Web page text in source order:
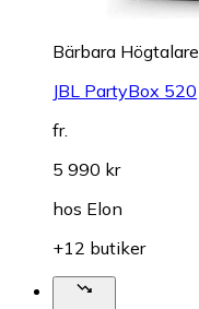
Bärbara Högtalare
JBL PartyBox 520
fr.
5 990 kr
hos Elon
+12 butiker